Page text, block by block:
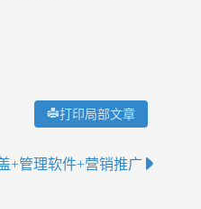
打印局部文章
管理软件+营销推广